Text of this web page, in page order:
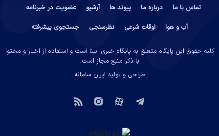
تماس با ما درباره ما پیوند ها آرشیو
عضویت در خبرنامه
آب و هوا
اوقات شرعی نظرسنجی جستجوی پیشرفته
کلیه حقوق این پایگاه متعلق به پایگاه خبری ایبِنا است و استفاده از اخبار و محتوا
با ذکر منبع مجاز است.
طراحی و تولید ایران سامانه